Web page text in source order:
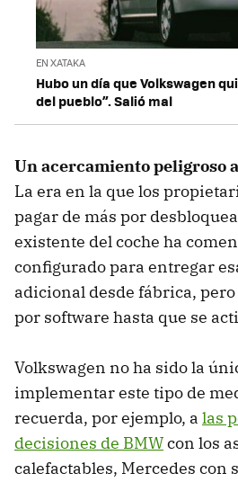
EN XATAKA
Hubo un día que Volkswagen
del pueblo”. Salió mal
Un acercamiento peligroso
La era en la que los
pagar de más por
existente del coche ha
configurado para entregar
adicional desde fábrica,
por software hasta que se
Volkswagen no ha sido la
implementar este tipo de
recuerda, por ejemplo, a las
decisiones de BMWcon los
calefactables, Mercedes con